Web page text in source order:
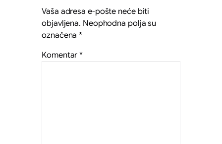
Vaša adresa e-pošte neće biti
objavljena. Neophodna polja su
označena*
Komentar*